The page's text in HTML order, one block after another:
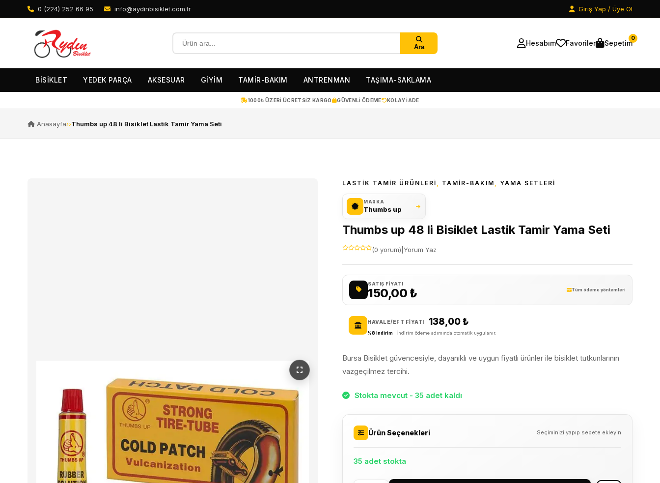
0 (224) 252 66 95 info@aydinbisiklet.com.tr Giriş Yap / Üye Ol
Ara Hesabım Favoriler Sepetim
0
BİSİKLET YEDEK PARÇA AKSESUAR GİYİM TAMİR-BAKIM ANTRENMAN TAŞIMA-SAKLAMA
1000₺ ÜZERI ÜCRETSIZ KARGO GÜVENLI ÖDEME KOLAY IADE
Anasayfa››Thumbs up 48 li Bisiklet Lastik Tamir Yama Seti
LASTIK TAMIR ÜRÜNLERI TAMİR-BAKIM YAMA SETLERI
MARKA
Thumbs up
Thumbs up 48 li Bisiklet Lastik Tamir Yama Seti
(0 yorum) Yorum Yaz
SATIŞ FIYATI
150,00 ₺ Tüm ödeme yöntemleri
HAVALE/EFT FIYATI 138,00 ₺
%8 indirim · İndirim ödeme adımında otomatik uygulanır.
Bursa Bisiklet güvencesiyle, dayanıklı ve uygun fiyatlı ürünler ile bisiklet tutkunlarının
vazgeçilmez tercihi.
Stokta mevcut - 35 adet kaldı
Ürün Seçenekleri Seçiminizi yapıp sepete ekleyin
35 adet stokta